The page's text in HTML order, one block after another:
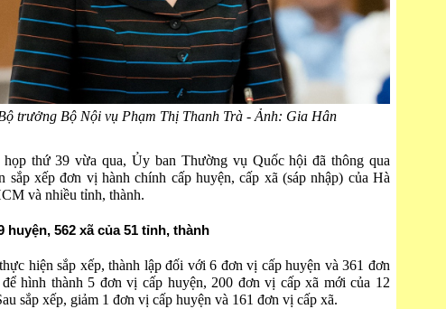
trưởng Bộ Nội vụ Phạm Thị Thanh Trà - Ảnh: Gia Hân
họp thứ 39 vừa qua, Ủy ban Thường vụ Quốc hội đã thông qua
sắp xếp đơn vị hành chính cấp huyện, cấp xã (sáp nhập) của Hà
và nhiều tỉnh, thành.
huyện, 562 xã của 51 tỉnh, thành
hiện sắp xếp, thành lập đối với 6 đơn vị cấp huyện và 361 đơn
hình thành 5 đơn vị cấp huyện, 200 đơn vị cấp xã mới của 12
sắp xếp, giảm 1 đơn vị cấp huyện và 161 đơn vị cấp xã.